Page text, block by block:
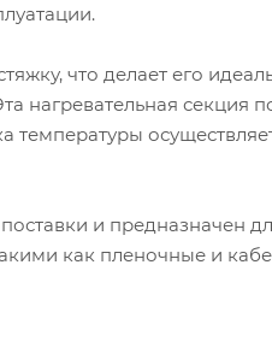
что делает его
нагревательная секция
температуры
и предназначен
как пленочные и